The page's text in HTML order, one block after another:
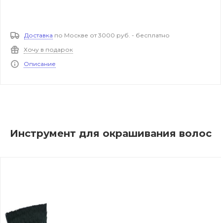
Доставка по Москве от 3000 руб. - бесплатно
Хочу в подарок
Описание
Инструмент для окрашивания волос